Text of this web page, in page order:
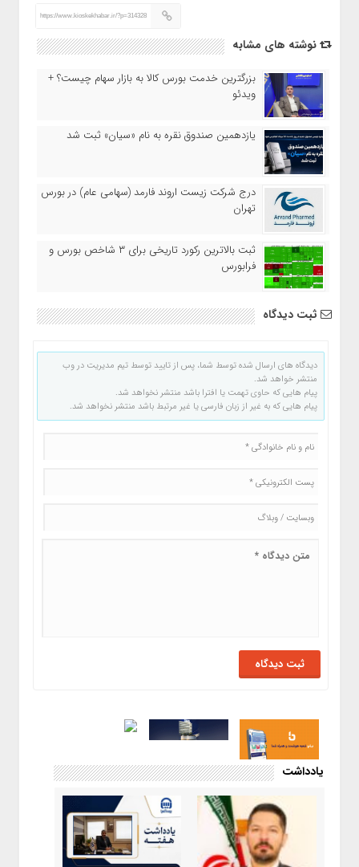
https://www.kioskekhabar.ir/?p=314328
نوشته های مشابه
بزرگترین خدمت بورس کالا به بازار سهام چیست؟ +
ویدئو
یازدهمین صندوق نقره به نام «سیان» ثبت شد
درج شرکت زیست اروند فارمد (سهامی عام) در بورس
تهران
ثبت بالاترین رکورد تاریخی برای ۳ شاخص بورس و
فرابورس
ثبت دیدگاه
دیدگاه های ارسال شده توسط شما، پس از تایید توسط تیم مدیریت در وب
منتشر خواهد شد.
پیام هایی که حاوی تهمت یا افترا باشد منتشر نخواهد شد.
پیام هایی که به غیر از زبان فارسی یا غیر مرتبط باشد منتشر نخواهد شد.
یادداشت